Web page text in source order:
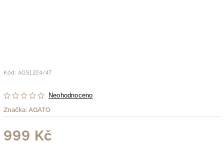
Kód: AGS1224/47
Neohodnoceno
Značka: AGATO
999 Kč